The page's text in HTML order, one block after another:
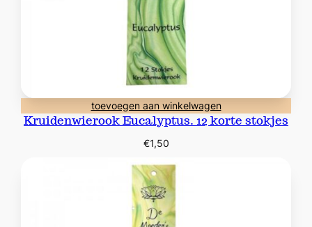
toevoegen aan winkelwagen
Kruidenwierook Eucalyptus. 12 korte stokjes
€1,50